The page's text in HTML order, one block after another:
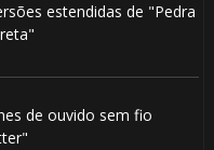
estendidas de "Pedra
de ouvido sem fio